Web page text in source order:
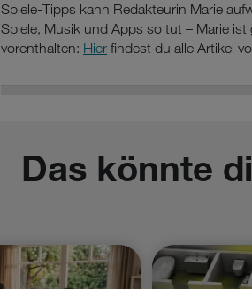
Spiele-Tipps kann Redakteurin Marie
Spiele, Musik und Apps so tut – Marie
vorenthalten: Hier findest du alle Artikel
Das könnte